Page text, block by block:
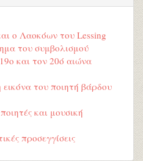
ο Λαοκόων του Lessing
του συμβολισμού
και τον 20ό αιώνα
του ποιητή βάρδου
και μουσική
προσεγγίσεις